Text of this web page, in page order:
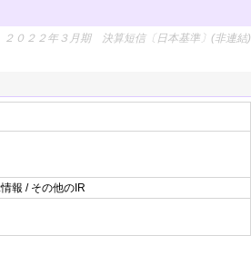
２０２２年３月期 決算短信〔日本基準〕(非連結)
報 / その他のIR